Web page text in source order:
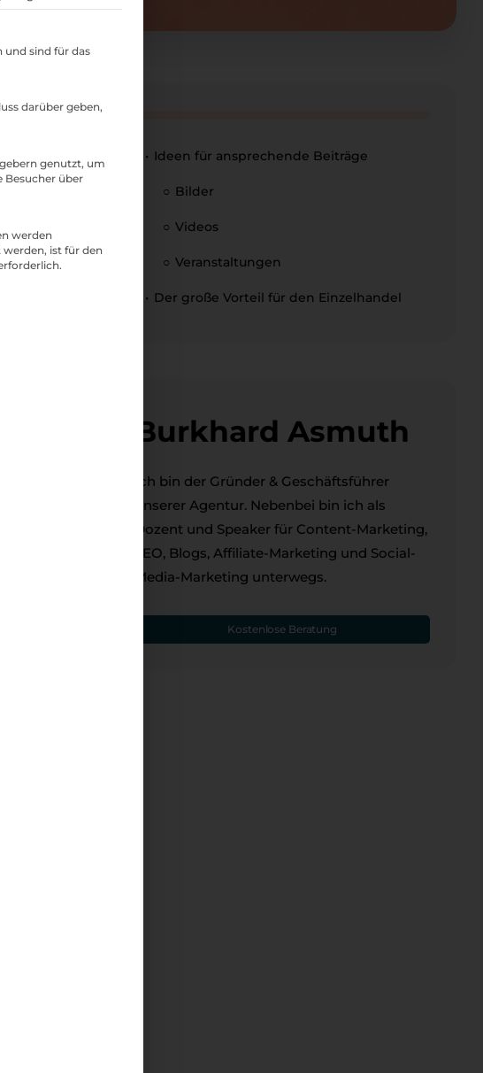
sind
Aber
Dann
ein
zu
mit
in
sind
und
Ideen für ansprechende Beiträge
Bilder
Videos
Veranstaltungen
Der große Vorteil für den Einzelhandel
Burkhard Asmuth
Ich bin der Gründer & Geschäftsführer
unserer Agentur. Nebenbei bin ich als
Dozent und Speaker für Content-Marketing,
SEO, Blogs, Affiliate-Marketing und Social-
Media-Marketing unterwegs.
Kostenlose Beratung
Einwilligung erteilt werden kann. Die erste Service-Gruppe
und sind für das
darüber geben,
genutzt, um
Besucher über
werden
ist für den